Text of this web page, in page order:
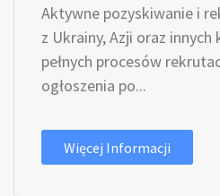
Aktywne pozyskiwanie i
z Ukrainy, Azji oraz
pełnych procesów
ogłoszenia po...
Więcej Informacji